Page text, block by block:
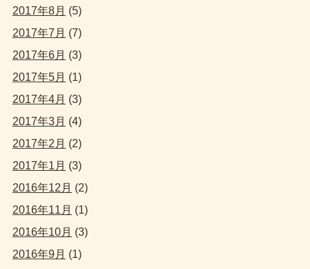
2017年8月 (5)
2017年7月 (7)
2017年6月 (3)
2017年5月 (1)
2017年4月 (3)
2017年3月 (4)
2017年2月 (2)
2017年1月 (3)
2016年12月 (2)
2016年11月 (1)
2016年10月 (3)
2016年9月 (1)